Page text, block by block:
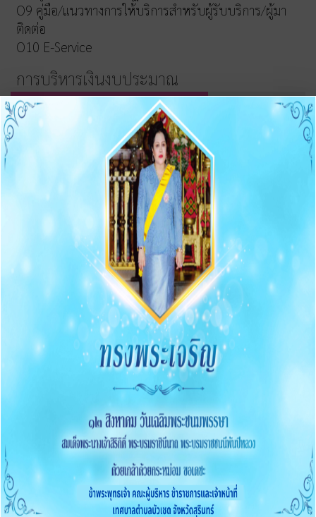
O9 คู่มือ/แนวทางการให้บริการสำหรับผู้รับบริการ/ผู้มา
ติดต่อ
O10 E-Service
การบริหารเงินงบประมาณ
รายการและความก้าวหน้าการจัดซื้อจัดจ้างและจัดหาพัสดุ
ประกาศต่างๆ เกี่ยวกับการจัดซื้อจัดจ้าง/จัดหาพัสดุ
ความก้าวหน้าการจัดซื้อจัดจ้าง/จัดหาพัสดุ
O11 สรุปผลการจัดซื้อจัดจ้าง/จัดหาพัสดุรายเดือน
O12 รายงานสรุปผลการจัดซื้อจัดจ้าง/จัดหาพัสดุประจำปี
การบริหารและพัฒนาทรัพยากรบุคคล
O13 แผนบริหารและพัฒนาทรัพยากรบุคคล
การดำเนินการตามนโยบายบริหารทรัพยากรบุคคล
หลักเกณฑ์การบริหารและพัฒนาทรัพยากรบุคคล
O14 รายงานผลการบริหารและทรัพยากรบุคคลประจำปี
O15 ประมวลจริยธรรมและขับเคลื่อนจริยธรรม
การขับเคลื่อนจริยธรรม
การส่งเสริมความโปร่งใส
O16 แนวปฏิบัติการจัดการเรื่องร้องเรียนการทุจริตและ
ประพฤติมิชอบ
O17 ช่องทางแจ้งเรื่องร้องเรียนการทุจริต
O18 ข้อมูลสถิติเรื่องร้องเรียนการทุจริตประจำปี
O19 การเปิดโอกาสให้มีส่วนร่วม